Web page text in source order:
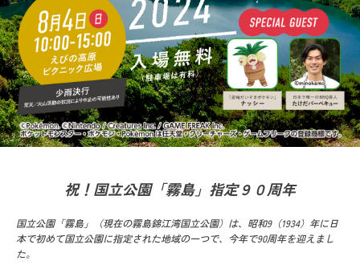
祝！国立公園「霧島」指定９０周年
国立公園「霧島」（現在の霧島錦江湾国立公園）は、昭和9（1934）年に日
本で初めて国立公園に指定された地域の一つで、今年で90周年を迎えまし
た。